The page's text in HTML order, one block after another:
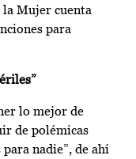
Mujer cuenta
para
lo mejor de
de polémicas
nadie”, de ahí